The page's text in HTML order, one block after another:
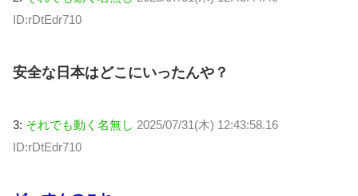
ID:rDtEdr710
安全な日本はどこにいったんや？
3: それでも動く名無し 2025/07/31(木) 12:43:58.16
ID:rDtEdr710